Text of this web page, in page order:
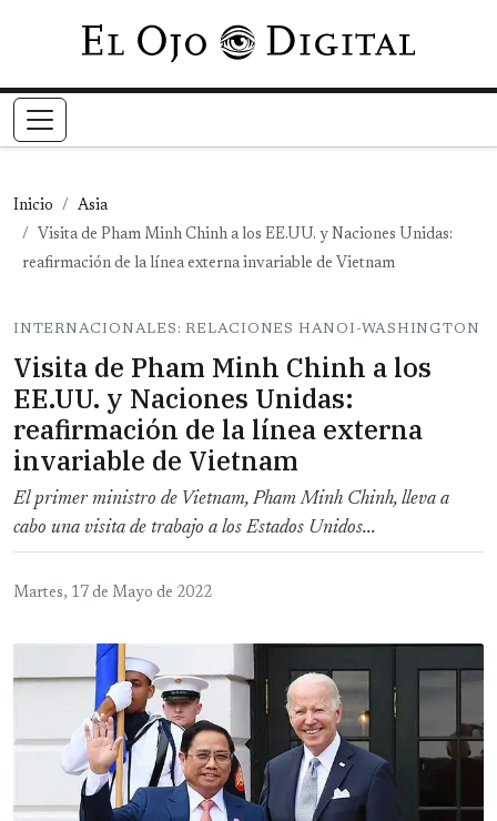
Pasar al contenido principal
Inicio
Asia
Visita de Pham Minh Chinh a los EE.UU. y Naciones Unidas:
reafirmación de la línea externa invariable de Vietnam
INTERNACIONALES: RELACIONES HANOI-WASHINGTON
Visita de Pham Minh Chinh a los
EE.UU. y Naciones Unidas:
reafirmación de la línea externa
invariable de Vietnam
El primer ministro de Vietnam, Pham Minh Chinh, lleva a
cabo una visita de trabajo a los Estados Unidos...
Martes, 17 de Mayo de 2022